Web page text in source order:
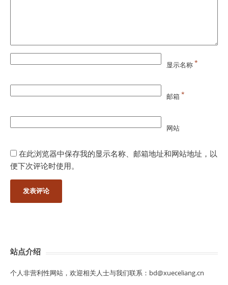
显示名称*
邮箱*
网站
在此浏览器中保存我的显示名称、邮箱地址和网站地址，以
便下次评论时使用。
站点介绍
个人非营利性网站，欢迎相关人士与我们联系：bd@xueceliang.cn